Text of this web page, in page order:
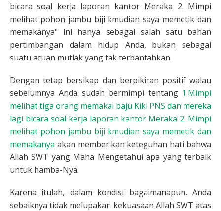
bicara soal kerja laporan kantor Meraka 2. Mimpi
melihat pohon jambu biji kmudian saya memetik dan
memakanya" ini hanya sebagai salah satu bahan
pertimbangan dalam hidup Anda, bukan sebagai
suatu acuan mutlak yang tak terbantahkan.
Dengan tetap bersikap dan berpikiran positif walau
sebelumnya Anda sudah bermimpi tentang 1.Mimpi
melihat tiga orang memakai baju Kiki PNS dan mereka
lagi bicara soal kerja laporan kantor Meraka 2. Mimpi
melihat pohon jambu biji kmudian saya memetik dan
memakanya akan memberikan keteguhan hati bahwa
Allah SWT yang Maha Mengetahui apa yang terbaik
untuk hamba-Nya.
Karena itulah, dalam kondisi bagaimanapun, Anda
sebaiknya tidak melupakan kekuasaan Allah SWT atas